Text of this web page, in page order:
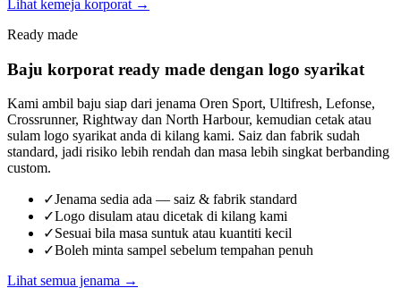
Lihat kemeja korporat →
Ready made
Baju korporat ready made dengan logo syarikat
Kami ambil baju siap dari jenama Oren Sport, Ultifresh, Lefonse,
Crossrunner, Rightway dan North Harbour, kemudian cetak atau
sulam logo syarikat anda di kilang kami. Saiz dan fabrik sudah
standard, jadi risiko lebih rendah dan masa lebih singkat berbanding
custom.
✓Jenama sedia ada — saiz & fabrik standard
✓Logo disulam atau dicetak di kilang kami
✓Sesuai bila masa suntuk atau kuantiti kecil
✓Boleh minta sampel sebelum tempahan penuh
Lihat semua jenama →